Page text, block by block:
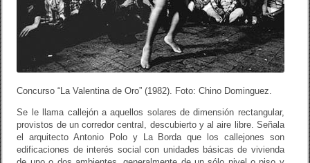
Concurso “La Valentina de Oro” (1982). Foto: Chino Dominguez.
Se le llama callejón a aquellos solares de dimensión rectangular,
provistos de un corredor central, descubierto y al aire libre. Señala
el arquitecto Antonio Polo y La Borda que los callejones son
edificaciones de interés social con unidades básicas de vivienda